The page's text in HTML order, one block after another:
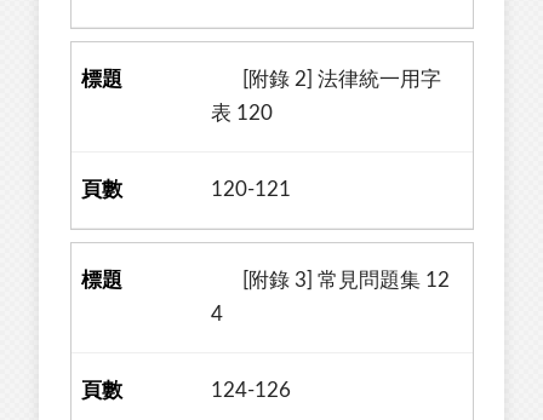
[附錄 2] 法律統一用字
表 120
120-121
[附錄 3] 常見問題集 12
4
124-126